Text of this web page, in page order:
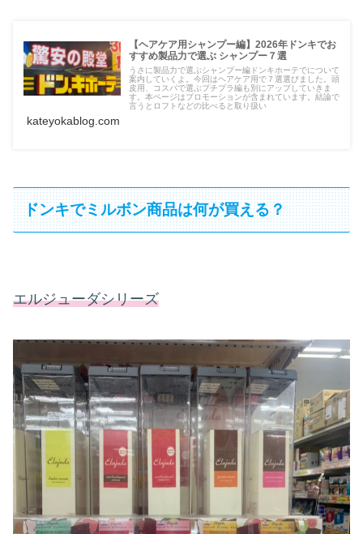
【ヘアケア用シャンプー編】2026年ドンキでお
すすめ製品力で選ぶ シャンプー７選
うさに製品力で選ぶシャンプー編ドンキホーテでについて
案内していくよ。今回はヘアケア用で７選選びました。頭
皮用、コスパで選ぶプチプラ編も別にアップしていきま
す。本ページはプロモーションが含まれています。結論で
言うとロフトなどの比べると取り扱い
kateyokablog.com
ドンキでミルボン商品は何が買える？
エルジューダシリーズ